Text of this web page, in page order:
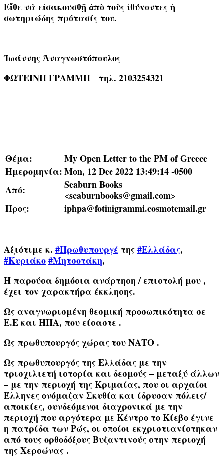
Εἴθε νὰ εἰσακουσθῇ ἀπὸ τοὺς ἰθύνοντες ἡ
σωτηριώδης πρότασίς του.
Ἰωάννης Ἀναγνωστόπουλος
ΦΩΤΕΙΝΗ ΓΡΑΜΜΗ τηλ. 2103254321
Θέμα:
My Open Letter to the PM of Greece
Ημερομηνία:Mon, 12 Dec 2022 13:49:14 -0500
Από:
Seaburn Books
<seaburnbooks@gmail.com>
Προς:
iphpa@fotinigrammi.cosmotemail.gr
Αξιότιμε κ. #Πρωθυπουργέτης#Ελλάδας,
#Κυριάκο#Μητσοτάκη,
Η παρούσα δημόσια ανάρτηση / επιστολή μου ,
έχει τον χαρακτήρα έκκλησης.
Ως αναγνωρισμένη θεσμική προσωπικότητα σε
Ε.Ε και ΗΠΑ, που είσαστε .
Ως πρωθυπουργός χώρας του ΝΑΤΟ .
Ως πρωθυπουργός της Ελλάδας με την
τρισχιλιετή ιστορία και δεσμούς – μεταξύ άλλων
– με την περιοχή της Κριμαίας, που οι αρχαίοι
Έλληνες ονόμαζαν Σκυθία και ίδρυσαν πόλεις/
αποικίες, συνδεόμενοι διαχρονικά με την
περιοχή που αργότερα με Κέντρο το Κίεβο έγινε
η πατρίδα των Ρώς, οι οποίοι εκχριστιανίστηκαν
από τους ορθοδόξους Βυζαντινούς στην περιοχή
της Χερσώνας .